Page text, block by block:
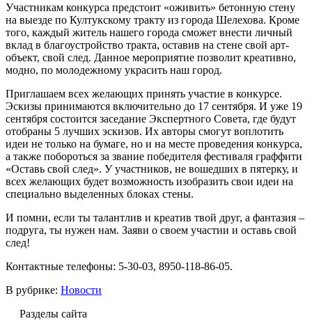
Участникам конкурса предстоит «оживить» бетонную стену
на выезде по Култукскому тракту из города Шелехова. Кроме
того, каждый житель нашего города сможет внести личный
вклад в благоустройство тракта, оставив на стене свой арт-
объект, свой след. Данное мероприятие позволит креативно,
модно, по молодежному украсить наш город.
Приглашаем всех желающих принять участие в конкурсе.
Эскизы принимаются включительно до 17 сентября. И уже 19
сентября состоится заседание Экспертного Совета, где будут
отобраны 5 лучших эскизов. Их авторы смогут воплотить
идеи не только на бумаге, но и на месте проведения конкурса,
а также побороться за звание победителя фестиваля граффити
«Оставь свой след». У участников, не вошедших в пятерку, и
всех желающих будет возможность изобразить свои идеи на
специально выделенных блоках стены.
И помни, если ты талантлив и креатив твой друг, а фантазия –
подруга, ты нужен нам. Заяви о своем участии и оставь свой
след!
Контактные телефоны: 5-30-03, 8950-118-86-05.
В рубрике: Новости
Разделы сайта